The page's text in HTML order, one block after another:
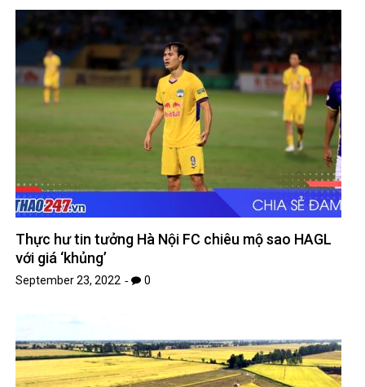
Thực hư tin tưởng Hà Nội FC chiêu mộ sao HAGL
với giá ‘khủng’
September 23, 2022 0